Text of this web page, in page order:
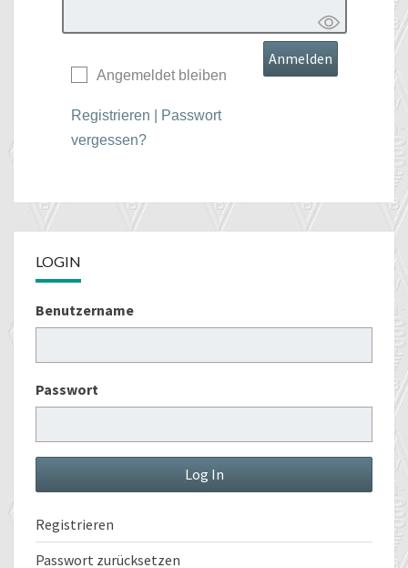
Angemeldet bleiben
Registrieren
Passwort
vergessen?
LOGIN
Benutzername
Passwort
Registrieren
Passwort zurücksetzen